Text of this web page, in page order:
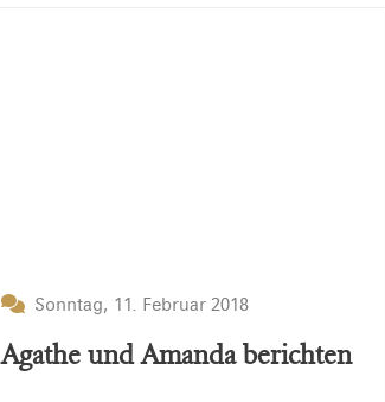
Sonntag, 11. Februar 2018
Agathe und Amanda berichten